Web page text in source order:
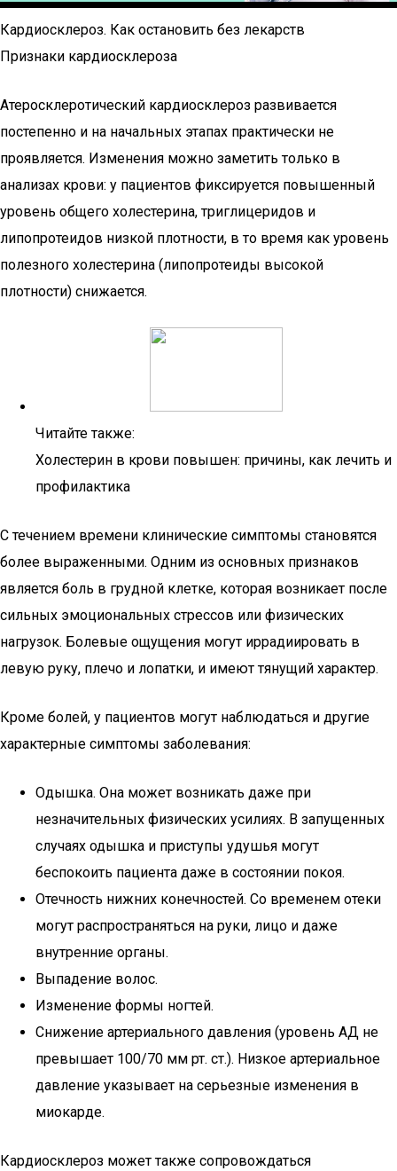
Кардиосклероз. Как остановить без лекарств
Признаки кардиосклероза
Атеросклеротический кардиосклероз развивается
постепенно и на начальных этапах практически не
проявляется. Изменения можно заметить только в
анализах крови: у пациентов фиксируется повышенный
уровень общего холестерина, триглицеридов и
липопротеидов низкой плотности, в то время как уровень
полезного холестерина (липопротеиды высокой
плотности) снижается.
Читайте также:
Холестерин в крови повышен: причины, как лечить и
профилактика
С течением времени клинические симптомы становятся
более выраженными. Одним из основных признаков
является боль в грудной клетке, которая возникает после
сильных эмоциональных стрессов или физических
нагрузок. Болевые ощущения могут иррадиировать в
левую руку, плечо и лопатки, и имеют тянущий характер.
Кроме болей, у пациентов могут наблюдаться и другие
характерные симптомы заболевания:
Одышка. Она может возникать даже при
незначительных физических усилиях. В запущенных
случаях одышка и приступы удушья могут
беспокоить пациента даже в состоянии покоя.
Отечность нижних конечностей. Со временем отеки
могут распространяться на руки, лицо и даже
внутренние органы.
Выпадение волос.
Изменение формы ногтей.
Снижение артериального давления (уровень АД не
превышает 100/70 мм рт. ст.). Низкое артериальное
давление указывает на серьезные изменения в
миокарде.
Кардиосклероз может также сопровождаться